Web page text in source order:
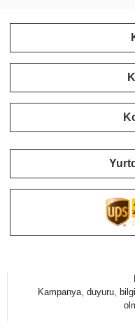
Kampanya, duyuru,